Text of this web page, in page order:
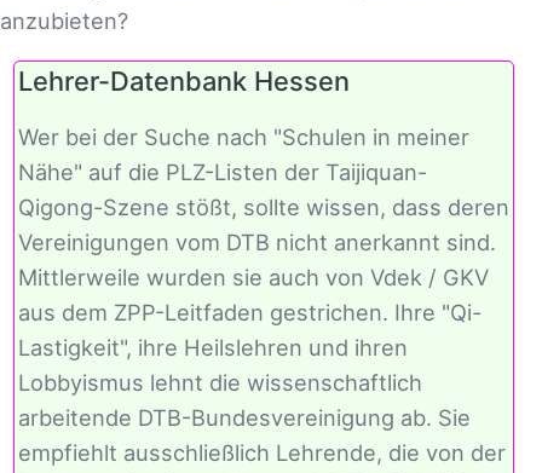
anzubieten?
Lehrer-Datenbank Hessen
Wer bei der Suche nach "Schulen in meiner
Nähe" auf die PLZ-Listen der Taijiquan-
Qigong-Szene stößt, sollte wissen, dass deren
Vereinigungen vom DTB nicht anerkannt sind.
Mittlerweile wurden sie auch von Vdek / GKV
aus dem ZPP-Leitfaden gestrichen. Ihre "Qi-
Lastigkeit", ihre Heilslehren und ihren
Lobbyismus lehnt die wissenschaftlich
arbeitende DTB-Bundesvereinigung ab. Sie
empfiehlt ausschließlich Lehrende, die von der